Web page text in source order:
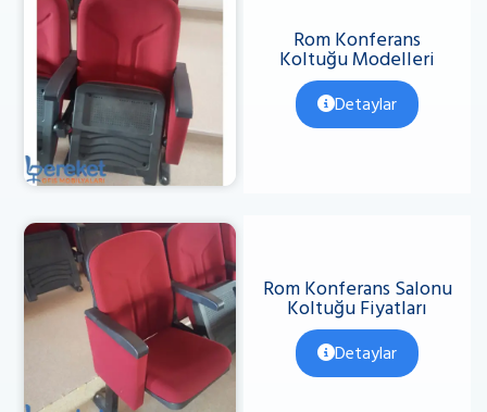
Rom Konferans
Koltuğu Modelleri
Detaylar
Rom Konferans Salonu
Koltuğu Fiyatları
Detaylar